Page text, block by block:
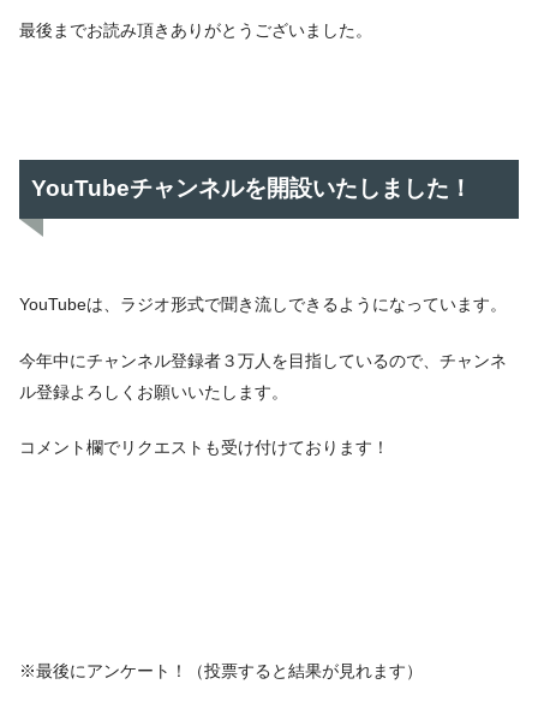
最後までお読み頂きありがとうございました。
YouTubeチャンネルを開設いたしました！
YouTubeは、ラジオ形式で聞き流しできるようになっています。
今年中にチャンネル登録者３万人を目指しているので、チャンネ
ル登録よろしくお願いいたします。
コメント欄でリクエストも受け付けております！
※最後にアンケート！（投票すると結果が見れます）